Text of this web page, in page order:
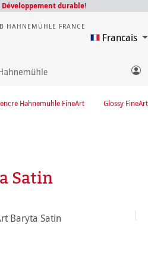
Développement durable!
HAHNEMÜHLE FRANCE
Francais
Glossy FineArt
Hahnemühle FineArt
Satin